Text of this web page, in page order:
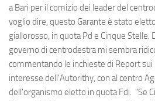
a Bari per il comizio dei leader del
voglio dire, questo Garante è stato
giallorosso, in quota Pd e Cinque Stelle.
governo di centrodestra mi sembra
commentando le inchieste di Report
interesse dell'Autorithy, con al centro
dell'organismo eletto in quota Fdi. "Se